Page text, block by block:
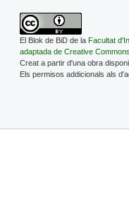
El Blok de BiD de la Facultat
adaptada de Creative
Creat a partir d'una obra
Els permisos addicionals als